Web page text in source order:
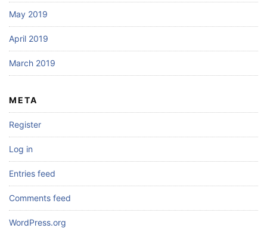
May 2019
April 2019
March 2019
META
Register
Log in
Entries feed
Comments feed
WordPress.org